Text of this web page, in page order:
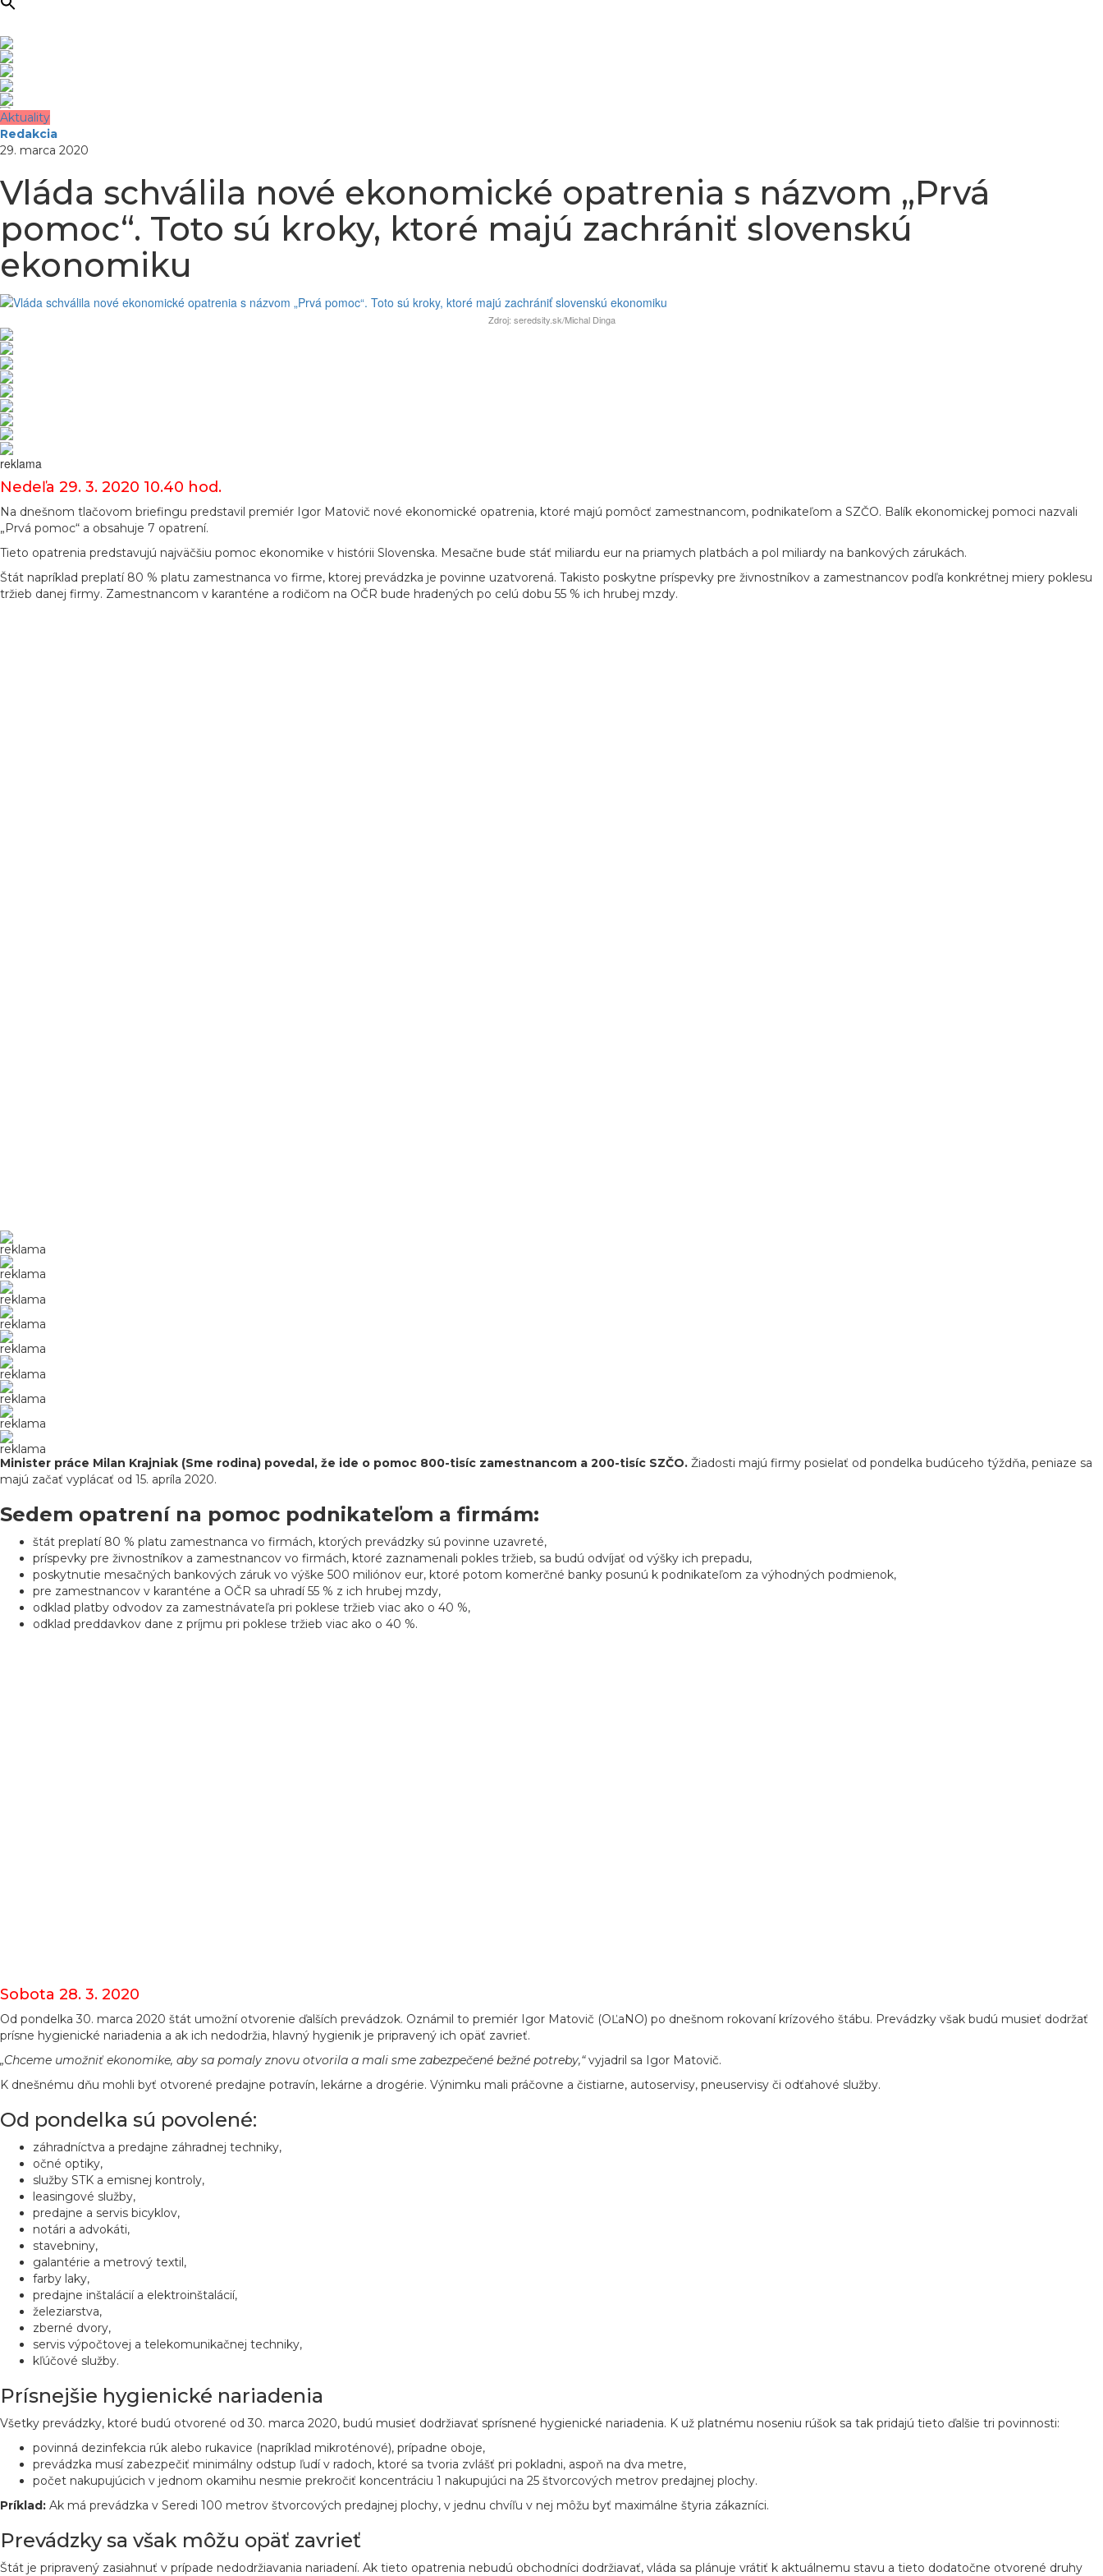
Aktuality
Redakcia
29. marca 2020
Vláda schválila nové ekonomické opatrenia s názvom „Prvá
pomoc“. Toto sú kroky, ktoré majú zachrániť slovenskú
ekonomiku
Zdroj: seredsity.sk/Michal Dinga
reklama
Nedeľa 29. 3. 2020 10.40 hod.
Na dnešnom tlačovom briefingu predstavil premiér Igor Matovič nové ekonomické opatrenia, ktoré majú pomôcť zamestnancom, podnikateľom a SZČO. Balík ekonomickej pomoci nazvali
„Prvá pomoc“ a obsahuje 7 opatrení.
Tieto opatrenia predstavujú najväčšiu pomoc ekonomike v histórii Slovenska. Mesačne bude stáť miliardu eur na priamych platbách a pol miliardy na bankových zárukách.
Štát napríklad preplatí 80 % platu zamestnanca vo firme, ktorej prevádzka je povinne uzatvorená. Takisto poskytne príspevky pre živnostníkov a zamestnancov podľa konkrétnej miery poklesu
tržieb danej firmy. Zamestnancom v karanténe a rodičom na OČR bude hradených po celú dobu 55 % ich hrubej mzdy.
reklama
reklama
reklama
reklama
reklama
reklama
reklama
reklama
reklama
Minister práce Milan Krajniak (Sme rodina) povedal, že ide o pomoc 800-tisíc zamestnancom a 200-tisíc SZČO. Žiadosti majú firmy posielať od pondelka budúceho týždňa, peniaze sa
majú začať vyplácať od 15. apríla 2020.
Sedem opatrení na pomoc podnikateľom a firmám:
štát preplatí 80 % platu zamestnanca vo firmách, ktorých prevádzky sú povinne uzavreté,
príspevky pre živnostníkov a zamestnancov vo firmách, ktoré zaznamenali pokles tržieb, sa budú odvíjať od výšky ich prepadu,
poskytnutie mesačných bankových záruk vo výške 500 miliónov eur, ktoré potom komerčné banky posunú k podnikateľom za výhodných podmienok,
pre zamestnancov v karanténe a OČR sa uhradí 55 % z ich hrubej mzdy,
odklad platby odvodov za zamestnávateľa pri poklese tržieb viac ako o 40 %,
odklad preddavkov dane z príjmu pri poklese tržieb viac ako o 40 %.
Sobota 28. 3. 2020
Od pondelka 30. marca 2020 štát umožní otvorenie ďalších prevádzok. Oznámil to premiér Igor Matovič (OĽaNO) po dnešnom rokovaní krízového štábu. Prevádzky však budú musieť dodržať
prísne hygienické nariadenia a ak ich nedodržia, hlavný hygienik je pripravený ich opäť zavrieť.
„Chceme umožniť ekonomike, aby sa pomaly znovu otvorila a mali sme zabezpečené bežné potreby,“vyjadril sa Igor Matovič.
K dnešnému dňu mohli byť otvorené predajne potravín, lekárne a drogérie. Výnimku mali práčovne a čistiarne, autoservisy, pneuservisy či odťahové služby.
Od pondelka sú povolené:
záhradníctva a predajne záhradnej techniky,
očné optiky,
služby STK a emisnej kontroly,
leasingové služby,
predajne a servis bicyklov,
notári a advokáti,
stavebniny,
galantérie a metrový textil,
farby laky,
predajne inštalácií a elektroinštalácií,
železiarstva,
zberné dvory,
servis výpočtovej a telekomunikačnej techniky,
kľúčové služby.
Prísnejšie hygienické nariadenia
Všetky prevádzky, ktoré budú otvorené od 30. marca 2020, budú musieť dodržiavať sprísnené hygienické nariadenia. K už platnému noseniu rúšok sa tak pridajú tieto ďalšie tri povinnosti:
povinná dezinfekcia rúk alebo rukavice (napríklad mikroténové), prípadne oboje,
prevádzka musí zabezpečiť minimálny odstup ľudí v radoch, ktoré sa tvoria zvlášť pri pokladni, aspoň na dva metre,
počet nakupujúcich v jednom okamihu nesmie prekročiť koncentráciu 1 nakupujúci na 25 štvorcových metrov predajnej plochy.
Príklad: Ak má prevádzka v Seredi 100 metrov štvorcových predajnej plochy, v jednu chvíľu v nej môžu byť maximálne štyria zákazníci.
Prevádzky sa však môžu opäť zavrieť
Štát je pripravený zasiahnuť v prípade nedodržiavania nariadení. Ak tieto opatrenia nebudú obchodníci dodržiavať, vláda sa plánuje vrátiť k aktuálnemu stavu a tieto dodatočne otvorené druhy